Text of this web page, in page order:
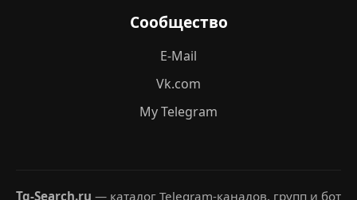
Сообщество
E-Mail
Vk.com
My Telegram
Tg-Search.ru — каталог Telegram-каналов, групп и бот